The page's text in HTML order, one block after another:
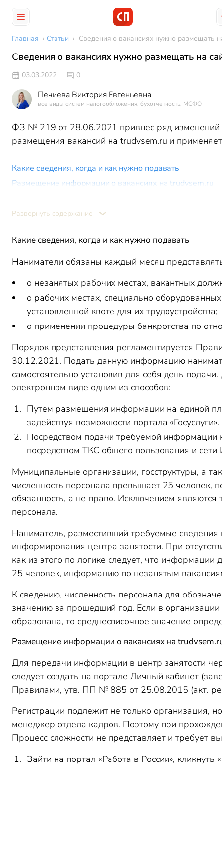
Главная › Статьи › Сведения о вакансиях нужно размещать
Сведения о вакансиях нужно размещать на
03.03.2022 0
Печиева Виктория Евгеньевна
все виды систем налогообложения, бухотчетность, МСФО
ФЗ № 219 от 28.06.2021 привнес ряд изменений
размещения вакансий на trudvsem.ru и
Какие сведения, когда и как нужно подавать
Размещение информации о вакансиях на trudvsem.ru
После регистрации
Развернуть содержание
Какие сведения, когда и как нужно подавать
Наниматели обязаны каждый месяц
о незанятых рабочих местах, вакантных
о рабочих местах, специально
установленной квоте для их трудоустройства;
о применении процедуры банкротства по
Порядок представления регламентируется
30.12.2021. Подать данную информацию
самостоятельно установив для себя день
электронном виде одним из способов:
Путем размещения информации на единой
задействуя возможности портала «Госуслуги».
Посредством подачи требуемой информации
посредством ТКС общего пользования и сети
Муниципальные организации, госструктуры, а
численность персонала превышает 25 человек,
обязанность, а не право. Исключением
персонала.
Наниматель, разместивший требуемые
информирования центра занятости. При
как из этого по логике следует, что
25 человек, информацию по незанятым
К сведению, численность персонала для
значению за прошедший год. Если в
образована, то среднесписочное значение
Размещение информации о вакансиях на
Для передачи информации в центр занятости
следует создать на портале Личный кабинет
Правилами, утв. ПП № 885 от 25.08.2015 (акт.
Регистрации подлежит не только организация,
менеджер отдела кадров. Поэтому при
Процесс сложности не представляет и требует
Зайти на портал «Работа в России», кликнуть